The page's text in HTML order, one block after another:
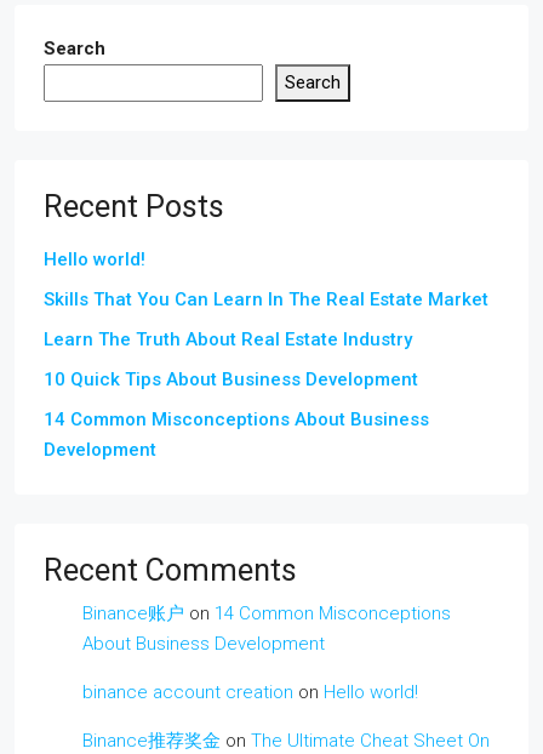
Search
Search
Recent Posts
Hello world!
Skills That You Can Learn In The Real Estate Market
Learn The Truth About Real Estate Industry
10 Quick Tips About Business Development
14 Common Misconceptions About Business
Development
Recent Comments
Binance账户 on 14 Common Misconceptions
About Business Development
binance account creation on Hello world!
Binance推荐奖金 on The Ultimate Cheat Sheet On